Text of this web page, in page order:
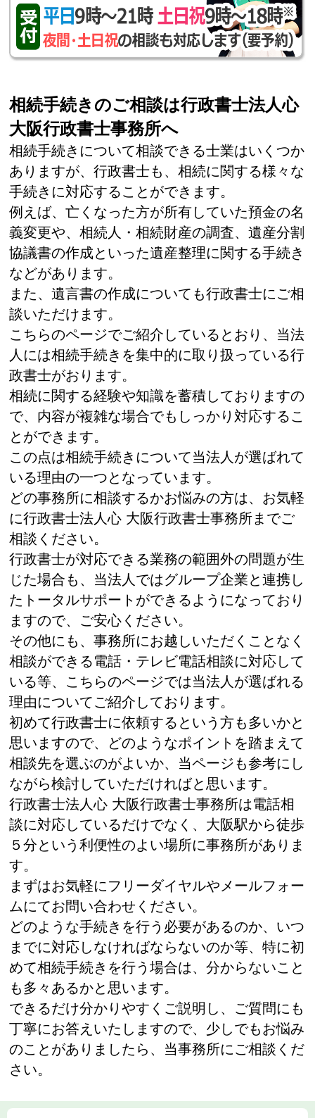
相続手続きのご相談は行政書士法人心
大阪行政書士事務所へ
相続手続きについて相談できる士業はいくつか
ありますが、行政書士も、相続に関する様々な
手続きに対応することができます。
例えば、亡くなった方が所有していた預金の名
義変更や、相続人・相続財産の調査、遺産分割
協議書の作成といった遺産整理に関する手続き
などがあります。
また、遺言書の作成についても行政書士にご相
談いただけます。
こちらのページでご紹介しているとおり、当法
人には相続手続きを集中的に取り扱っている行
政書士がおります。
相続に関する経験や知識を蓄積しておりますの
で、内容が複雑な場合でもしっかり対応するこ
とができます。
この点は相続手続きについて当法人が選ばれて
いる理由の一つとなっています。
どの事務所に相談するかお悩みの方は、お気軽
に行政書士法人心 大阪行政書士事務所までご
相談ください。
行政書士が対応できる業務の範囲外の問題が生
じた場合も、当法人ではグループ企業と連携し
たトータルサポートができるようになっており
ますので、ご安心ください。
その他にも、事務所にお越しいただくことなく
相談ができる電話・テレビ電話相談に対応して
いる等、こちらのページでは当法人が選ばれる
理由についてご紹介しております。
初めて行政書士に依頼するという方も多いかと
思いますので、どのようなポイントを踏まえて
相談先を選ぶのがよいか、当ページも参考にし
ながら検討していただければと思います。
行政書士法人心 大阪行政書士事務所は電話相
談に対応しているだけでなく、大阪駅から徒歩
５分という利便性のよい場所に事務所がありま
す。
まずはお気軽にフリーダイヤルやメールフォー
ムにてお問い合わせください。
どのような手続きを行う必要があるのか、いつ
までに対応しなければならないのか等、特に初
めて相続手続きを行う場合は、分からないこと
も多々あるかと思います。
できるだけ分かりやすくご説明し、ご質問にも
丁寧にお答えいたしますので、少しでもお悩み
のことがありましたら、当事務所にご相談くだ
さい。